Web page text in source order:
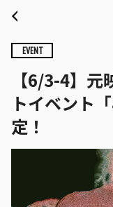
EVENT
【6/3-4】
トイベント
定！